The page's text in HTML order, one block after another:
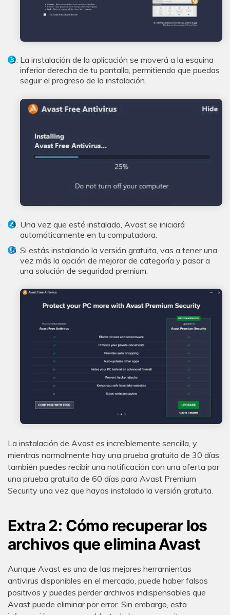
La instalación de la aplicación se moverá a la esquina
inferior derecha de tu pantalla, permitiendo que puedas
seguir el progreso de la instalación.
Una vez que esté instalado, Avast se iniciará
automáticamente en tu computadora.
Si estás instalando la versión gratuita, vas a tener una
vez más la opción de mejorar de categoría y pasar a
una solución de seguridad premium.
La instalación de Avast es increíblemente sencilla, y
mientras normalmente hay una prueba gratuita de 30 días,
también puedes recibir una notificación con una oferta por
una prueba gratuita de 60 días para Avast Premium
Security una vez que hayas instalado la versión gratuita.
Extra 2: Cómo recuperar los
archivos que elimina Avast
Aunque Avast es una de las mejores herramientas
antivirus disponibles en el mercado, puede haber falsos
positivos y puedes perder archivos indispensables que
Avast puede eliminar por error. Sin embargo, esta